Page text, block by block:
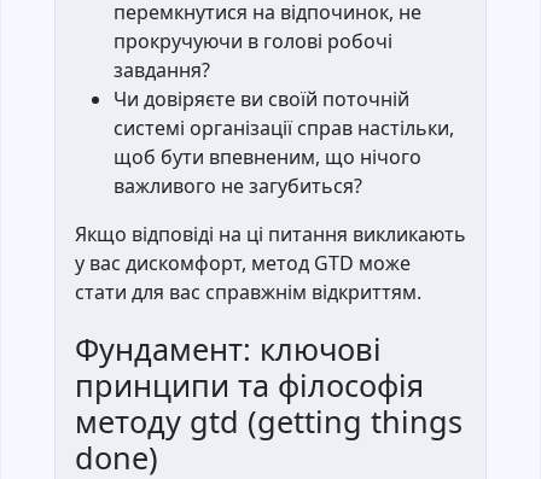
перемкнутися на відпочинок, не
прокручуючи в голові робочі
завдання?
Чи довіряєте ви своїй поточній
системі організації справ настільки,
щоб бути впевненим, що нічого
важливого не загубиться?
Якщо відповіді на ці питання викликають
у вас дискомфорт, метод GTD може
стати для вас справжнім відкриттям.
Фундамент: ключові
принципи та філософія
методу gtd (getting things
done)